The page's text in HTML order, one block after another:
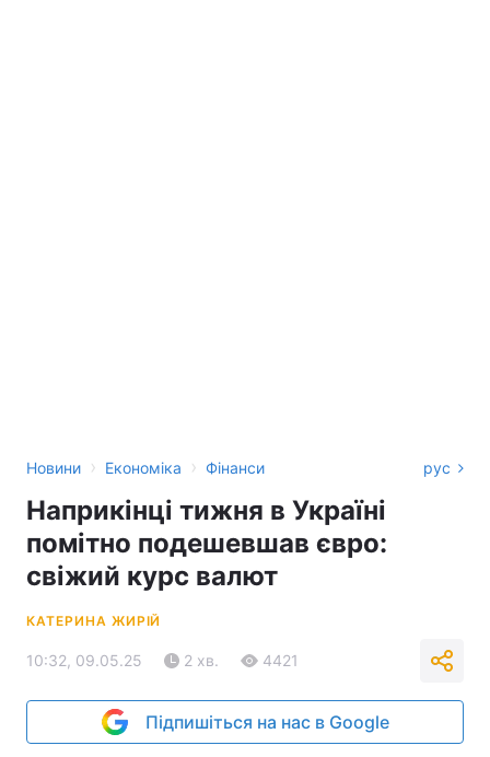
Новини › Економіка › Фінанси рус
Наприкінці тижня в Україні
помітно подешевшав євро:
свіжий курс валют
КАТЕРИНА ЖИРІЙ
10:32, 09.05.25 2 хв. 4421
Підпишіться на нас в Google